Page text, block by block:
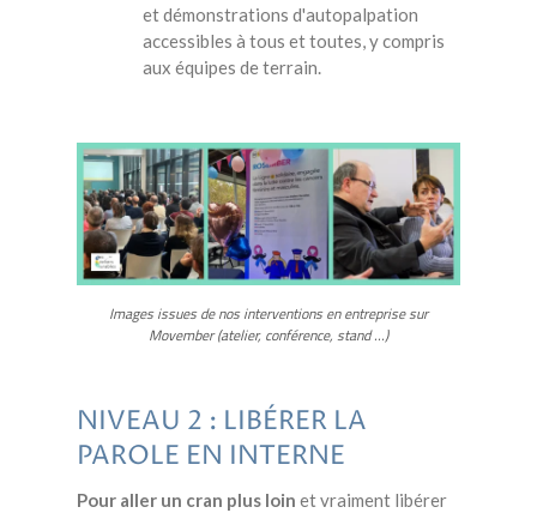
et démonstrations d'autopalpation
accessibles à tous et toutes, y compris
aux équipes de terrain.
Images issues de nos interventions en entreprise sur
Movember (atelier, conférence, stand ...)
NIVEAU 2 : LIBÉRER LA
PAROLE EN INTERNE
Pour aller un cran plus loin et vraiment libérer